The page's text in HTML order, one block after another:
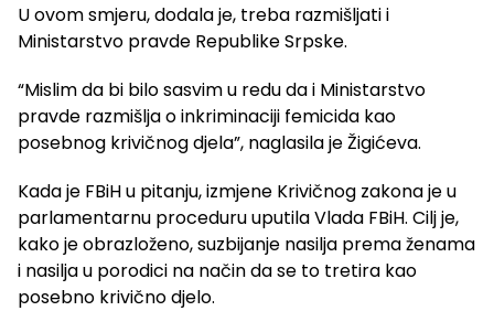
U ovom smjeru, dodala je, treba razmišljati i
Ministarstvo pravde Republike Srpske.
“Mislim da bi bilo sasvim u redu da i Ministarstvo
pravde razmišlja o inkriminaciji femicida kao
posebnog krivičnog djela”, naglasila je Žigićeva.
Kada je FBiH u pitanju, izmjene Krivičnog zakona je u
parlamentarnu proceduru uputila Vlada FBiH. Cilj je,
kako je obrazloženo, suzbijanje nasilja prema ženama
i nasilja u porodici na način da se to tretira kao
posebno krivično djelo.